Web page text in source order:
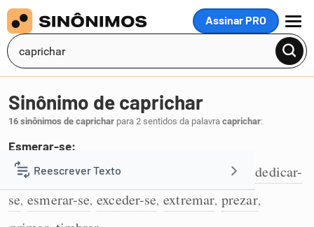
Assinar PRO
MENU
Reescrever Texto
Resumir Texto
Sinônimo de caprichar
16 sinônimos de caprichar para 2 sentidos da palavra caprichar:
Esmerar-se:
1 afetar,cuidar,apurar-se aprimorar-se
dedicar-
se, esmerar-se, exceder-se, extremar, prezar,